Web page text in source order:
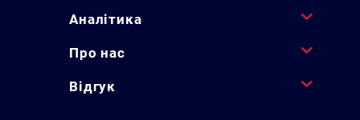
Аналітика
Про нас
Відгук